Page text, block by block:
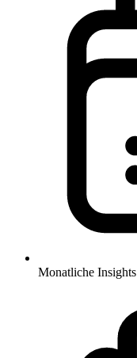
Monatliche Insights